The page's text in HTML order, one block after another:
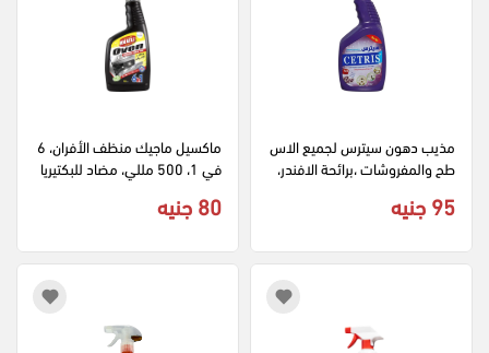
مذيب دهون سيترس لجميع الاس
طح والمفروشات ،برائحة الافندر،
95 جنيه
في 1، 500 مللي، مضاد للبكتيريا
80 جنيه